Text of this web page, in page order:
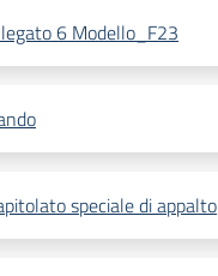
6 Modello_F23
speciale di appalto